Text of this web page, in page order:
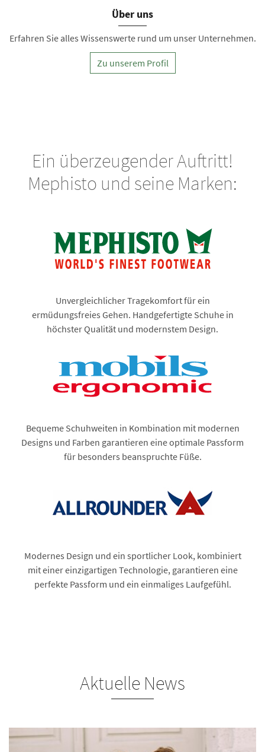
Über uns
Erfahren Sie alles Wissenswerte rund um unser Unternehmen.
Zu unserem Profil
Ein überzeugender Auftritt!
Mephisto und seine Marken:
Unvergleichlicher Tragekomfort für ein
ermüdungsfreies Gehen. Handgefertigte Schuhe in
höchster Qualität und modernstem Design.
Bequeme Schuhweiten in Kombination mit modernen
Designs und Farben garantieren eine optimale Passform
für besonders beanspruchte Füße.
Modernes Design und ein sportlicher Look, kombiniert
mit einer einzigartigen Technologie, garantieren eine
perfekte Passform und ein einmaliges Laufgefühl.
Aktuelle News